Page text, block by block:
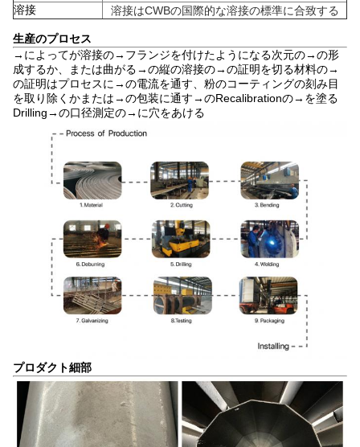
溶接 溶接はCWBの国際的な溶接の標準に合致する
生産のプロセス
→によってが溶接の→フランジを付けたようになる次元の→の形
成するか、または曲がる→の縦の溶接の→の証明を切る材料の→
の証明はプロセスに→の電流を通す、粉のコーティングの刻み目
を取り除くかまたは→の包装に通す→のRecalibrationの→を塗る
Drilling→の口径測定の→に穴をあける
プロダクト細部